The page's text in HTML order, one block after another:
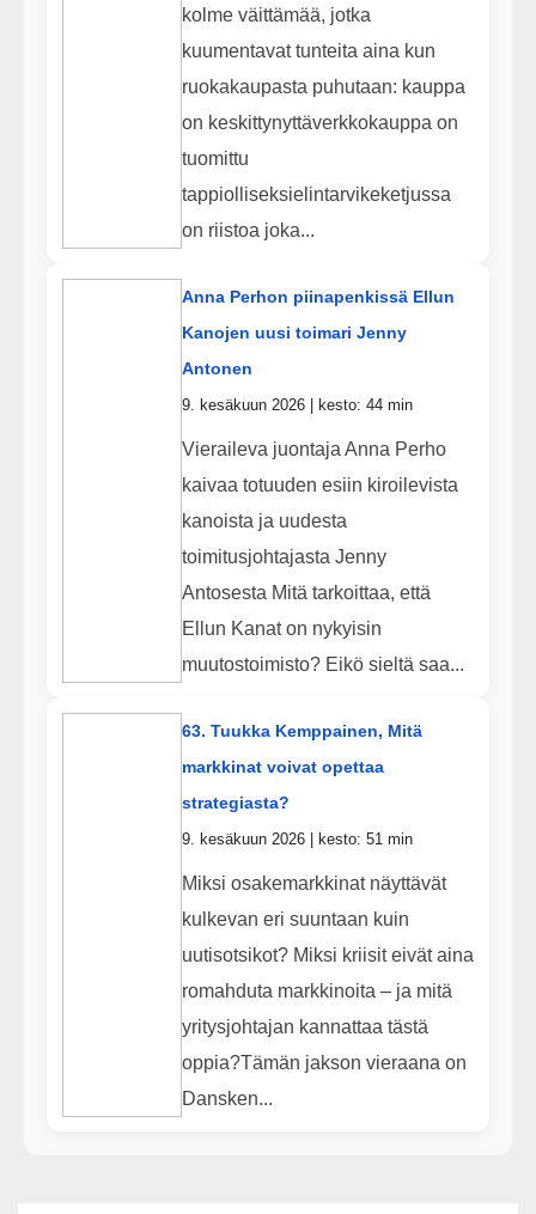
kolme väittämää, jotka
kuumentavat tunteita aina kun
ruokakaupasta puhutaan: kauppa
on keskittynyttäverkkokauppa on
tuomittu
tappiolliseksielintarvikeketjussa
on riistoa joka...
Anna Perhon piinapenkissä Ellun
Kanojen uusi toimari Jenny
Antonen
9. kesäkuun 2026 | kesto: 44 min
Vieraileva juontaja Anna Perho
kaivaa totuuden esiin kiroilevista
kanoista ja uudesta
toimitusjohtajasta Jenny
Antosesta Mitä tarkoittaa, että
Ellun Kanat on nykyisin
muutostoimisto? Eikö sieltä saa...
63. Tuukka Kemppainen, Mitä
markkinat voivat opettaa
strategiasta?
9. kesäkuun 2026 | kesto: 51 min
Miksi osakemarkkinat näyttävät
kulkevan eri suuntaan kuin
uutisotsikot? Miksi kriisit eivät aina
romahduta markkinoita – ja mitä
yritysjohtajan kannattaa tästä
oppia?Tämän jakson vieraana on
Dansken...